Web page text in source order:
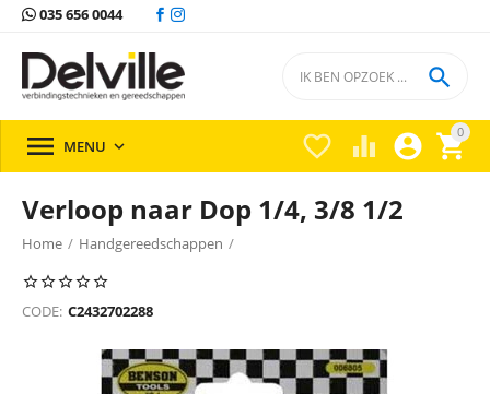
035 656 0044
0


 

 MENU 
Verloop naar Dop 1/4, 3/8 1/2
Home / Handgereedschappen /
Handgereedschappen Benson tools
CODE: C2432702288